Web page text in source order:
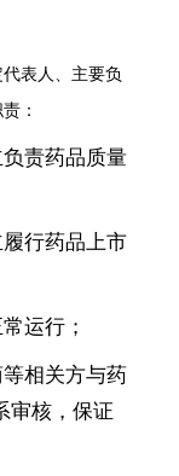
表人、主要负
：
负责药品质量
履行药品上市
运行；
等相关方与药
审核，保证